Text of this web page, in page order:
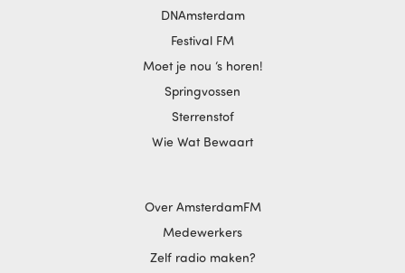
DNAmsterdam
Festival FM
Moet je nou ‘s horen!
Springvossen
Sterrenstof
Wie Wat Bewaart
Over AmsterdamFM
Medewerkers
Zelf radio maken?